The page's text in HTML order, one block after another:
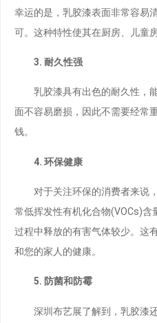
幸运的是，乳胶漆表面非常容易
可。这种特性使其在厨房、儿童
3. 耐久性强
乳胶漆具有出色的耐久性，能
面不容易磨损，因此不需要经常
钱。
4. 环保健康
对于关注环保的消费者来说，
常低挥发性有机化合物(VOCs)含
过程中释放的有害气体较少。这
和您的家人的健康。
5. 防菌和防霉
深圳布艺展了解到，乳胶漆还